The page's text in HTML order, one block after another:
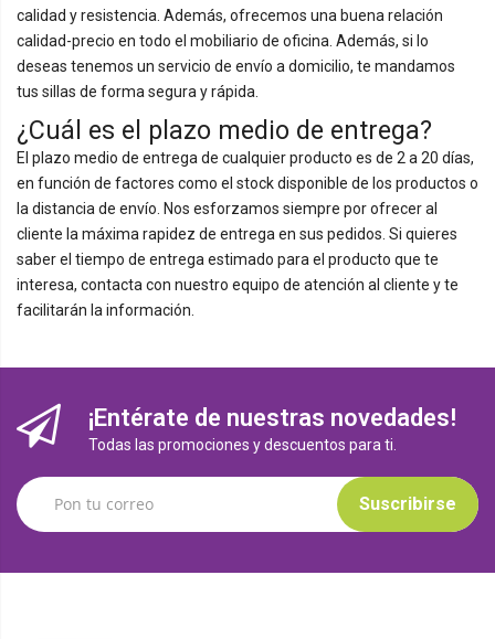
calidad y resistencia. Además, ofrecemos una buena relación
calidad-precio en todo el mobiliario de oficina. Además, si lo
deseas tenemos un servicio de envío a domicilio, te mandamos
tus sillas de forma segura y rápida.
¿Cuál es el plazo medio de entrega?
El plazo medio de entrega de cualquier producto es de 2 a 20 días,
en función de factores como el stock disponible de los productos o
la distancia de envío. Nos esforzamos siempre por ofrecer al
cliente la máxima rapidez de entrega en sus pedidos. Si quieres
saber el tiempo de entrega estimado para el producto que te
interesa, contacta con nuestro equipo de atención al cliente y te
facilitarán la información.
¡Entérate de nuestras novedades!
Todas las promociones y descuentos para ti.
Suscribirse